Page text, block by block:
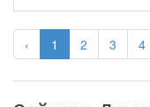
‹ 1 2 3 4